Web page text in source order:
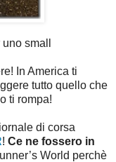
small
In America ti
tutto quello che
ti rompa!
di corsa
! Ce ne fossero in
World perchè